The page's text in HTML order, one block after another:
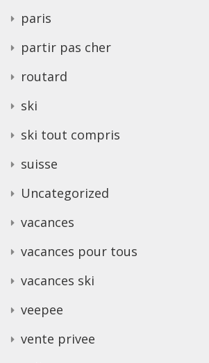
paris
partir pas cher
routard
ski
ski tout compris
suisse
Uncategorized
vacances
vacances pour tous
vacances ski
veepee
vente privee